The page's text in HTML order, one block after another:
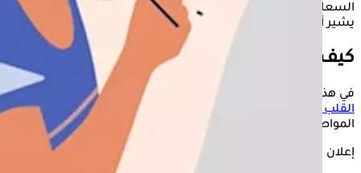
السعال لا يدل فقط على وجود مشكلة في الجهاز التنفسي، بل
يشير أحيانًا على الإصابة بمرض في القلب.
كيف يكون سعال مريض القلب؟
في هذا الصدد، يقول الدكتور شريف حسين، استشاري أمراض
القلب
والأوعية الدموية، إن سعال مريض القلب يتسم ببعض
المواصفات.
إعلان